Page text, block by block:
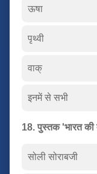
ऊषा
पृथ्वी
वाक्
इनमें से सभी
18. पुस्तक 'भारत
सोली सोराबजी